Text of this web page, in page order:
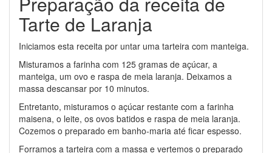
Tarte de Laranja
Iniciamos esta receita por untar uma tarteira com manteiga.
Misturamos a farinha com 125 gramas de açúcar, a
manteiga, um ovo e raspa de meia laranja. Deixamos a
massa descansar por 10 minutos.
Entretanto, misturamos o açúcar restante com a farinha
maisena, o leite, os ovos batidos e raspa de meia laranja.
Cozemos o preparado em banho-maria até ficar espesso.
Forramos a tarteira com a massa e vertemos o preparado